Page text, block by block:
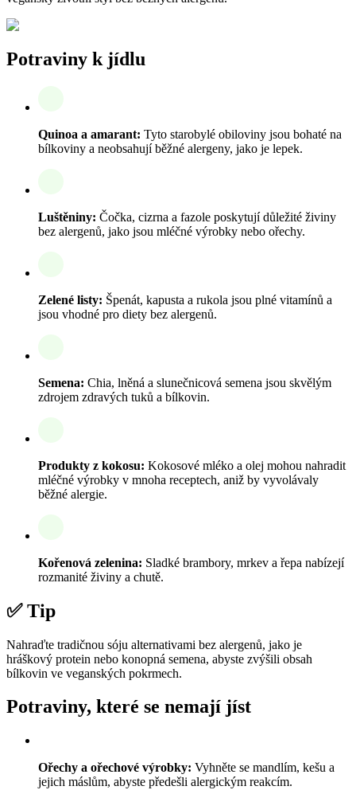
Potraviny k jídlu
Quinoa a amarant: Tyto starobylé obiloviny jsou bohaté na
bílkoviny a neobsahují běžné alergeny, jako je lepek.
Luštěniny: Čočka, cizrna a fazole poskytují důležité živiny
bez alergenů, jako jsou mléčné výrobky nebo ořechy.
Zelené listy: Špenát, kapusta a rukola jsou plné vitamínů a
jsou vhodné pro diety bez alergenů.
Semena: Chia, lněná a slunečnicová semena jsou skvělým
zdrojem zdravých tuků a bílkovin.
Produkty z kokosu: Kokosové mléko a olej mohou nahradit
mléčné výrobky v mnoha receptech, aniž by vyvolávaly
běžné alergie.
Kořenová zelenina: Sladké brambory, mrkev a řepa nabízejí
rozmanité živiny a chutě.
✅ Tip
Nahraďte tradičnou sóju alternativami bez alergenů, jako je
hráškový protein nebo konopná semena, abyste zvýšili obsah
bílkovin ve veganských pokrmech.
Potraviny, které se nemají jíst
Ořechy a ořechové výrobky: Vyhněte se mandlím, kešu a
jejich máslům, abyste předešli alergickým reakcím.